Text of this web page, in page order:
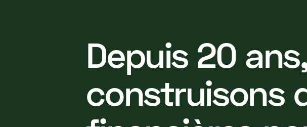
Depuis 20 ans
construisons